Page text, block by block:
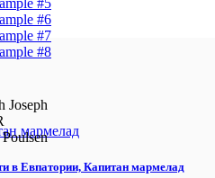
#5
#6
#7
#8
в Евпатории, Капитан мармелад
Joseph